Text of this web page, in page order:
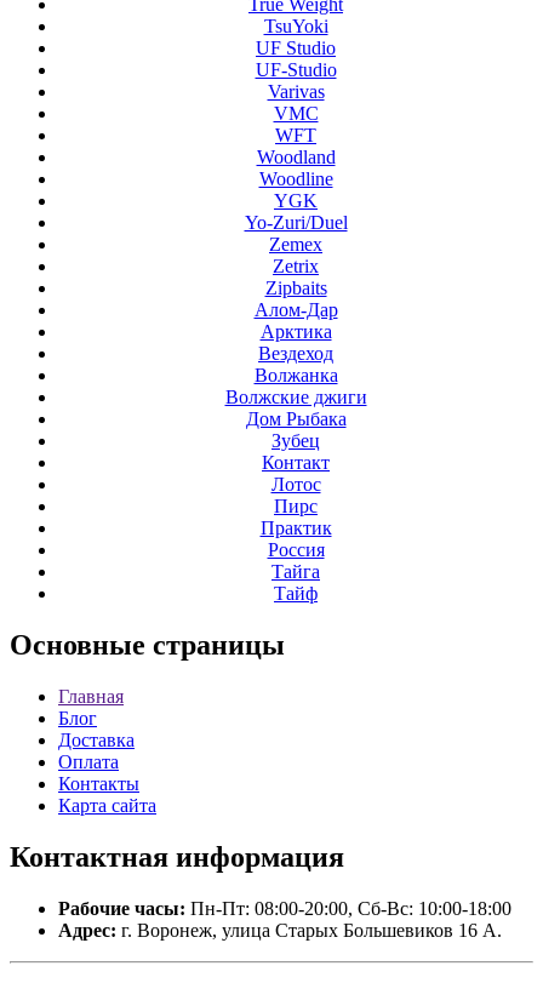
True Weight
TsuYoki
UF Studio
UF-Studio
Varivas
VMC
WFT
Woodland
Woodline
YGK
Yo-Zuri/Duel
Zemex
Zetrix
Zipbaits
Алом-Дар
Арктика
Вездеход
Волжанка
Волжские джиги
Дом Рыбака
Зубец
Контакт
Лотос
Пирс
Практик
Россия
Тайга
Тайф
Основные страницы
Главная
Блог
Доставка
Оплата
Контакты
Карта сайта
Контактная информация
Рабочие часы: Пн-Пт: 08:00-20:00, Сб-Вс: 10:00-18:00
Адрес: г. Воронеж, улица Старых Большевиков 16 А.